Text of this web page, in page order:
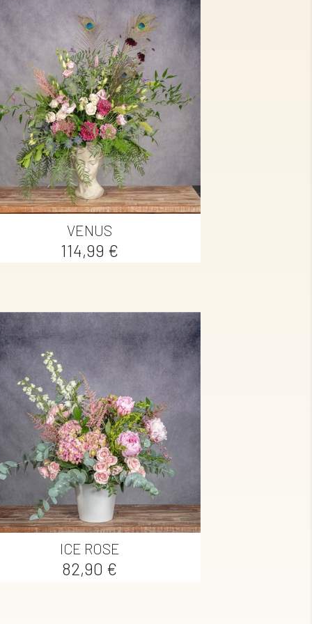
VENUS
Precio
114,99 €
Vista rápida
ICE ROSE
Precio
82,90 €
Vista rápida